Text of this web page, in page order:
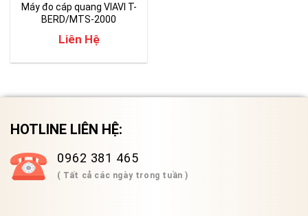
Máy đo cáp quang VIAVI T-
BERD/MTS-2000
Liên Hệ
HOTLINE LIÊN HỆ:
0962 381 465
( Tất cả các ngày trong tuần )